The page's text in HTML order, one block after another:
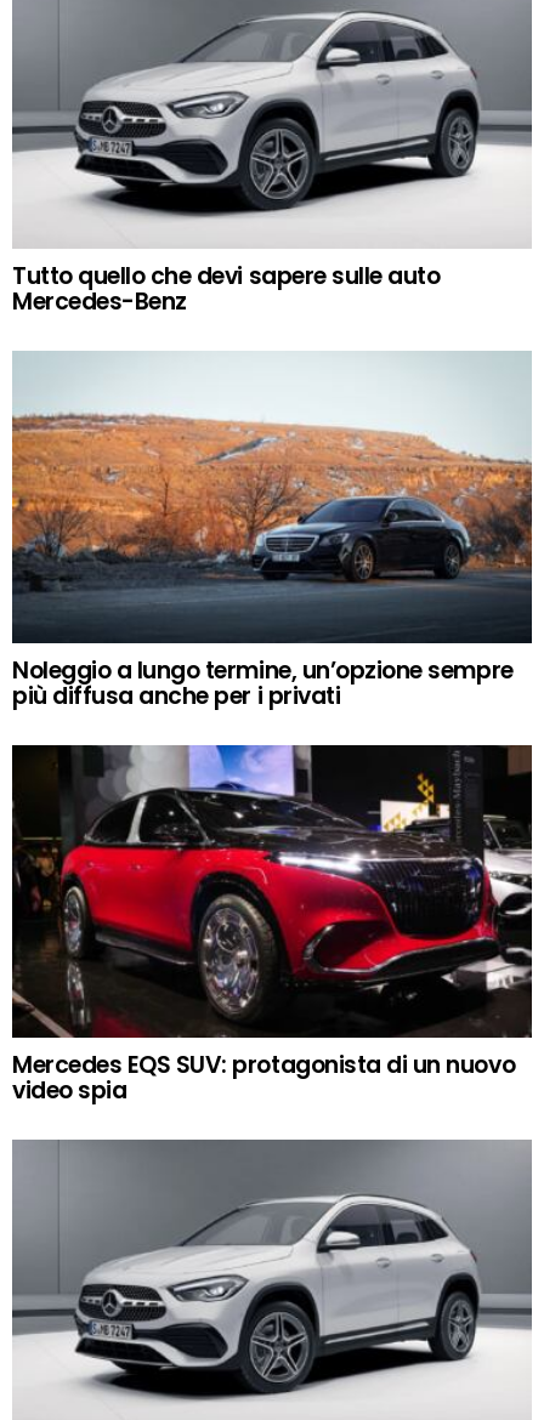
Tutto quello che devi sapere sulle auto
Mercedes-Benz
Noleggio a lungo termine, un’opzione sempre
più diffusa anche per i privati
Mercedes EQS SUV: protagonista di un nuovo
video spia